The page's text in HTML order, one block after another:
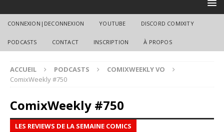
CONNEXION|DECONNEXION YOUTUBE DISCORD COMIXITY
PODCASTS CONTACT INSCRIPTION À PROPOS
ACCUEIL PODCASTS
COMIXWEEKLY VO
ComixWeekly #750
ComixWeekly #750
LES REVIEWS DE LA SEMAINE COMICS